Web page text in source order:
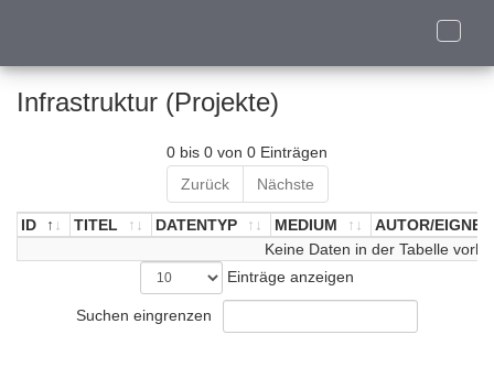
Toggle
Infrastruktur (Projekte)
0 bis 0 von 0 Einträgen
Zurück
Nächste
ID TITEL DATENTYP MEDIUM
AUTOR/EIGNER
MEDIUM AUTOR/EIGNER
Keine Daten in der Tabelle
Einträge anzeigen
Suchen eingrenzen